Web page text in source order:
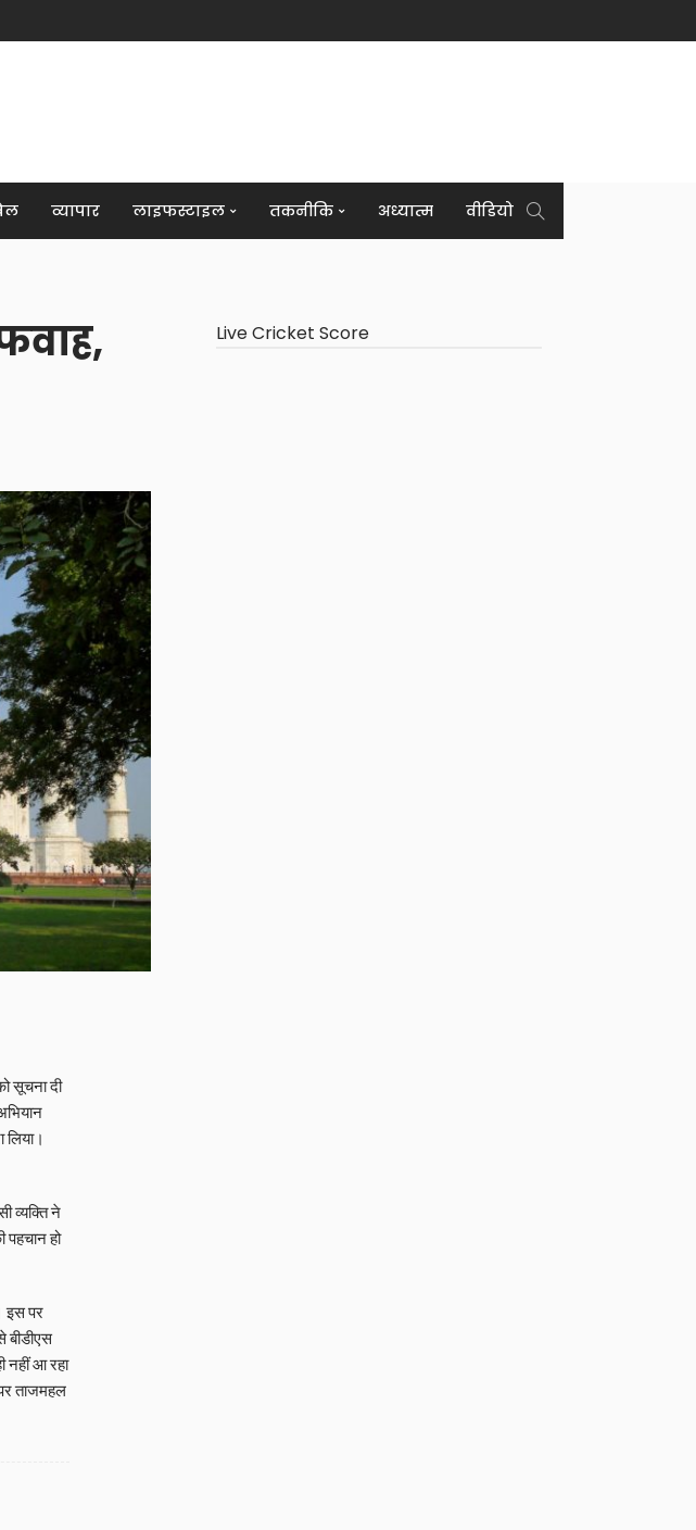
व्यापार लाइफस्टाइल तकनीकि अध्यात्म वीडियो
सूचना दी
व्यक्ति ने
हो
इस पर
नहीं आ रहा
ताजमहल
Live Cricket Score